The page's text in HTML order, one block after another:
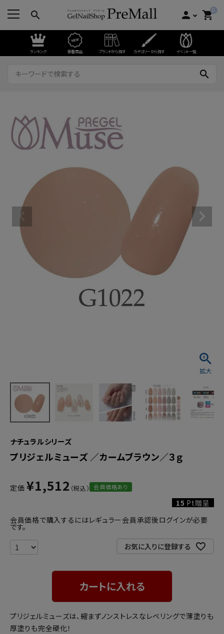
search person 0
shopping_cart
ランキング 新着商品 ブランドから探す カテゴリーから探す イベント一覧
search
ナチュラルシリーズ
プリジェルミューズ ／カームブラウン／３ｇ
定価 ¥1,512 会員価格あり
15 Pt贈呈
会員価格で購入するにはレギュラー会員承認後ログインが必要
です。
お気に入りに登録する
カートに入れる
プリジェルミューズは、縮まずノンストレスなレベリングで薄塗りも
厚塗りも完全硬化！